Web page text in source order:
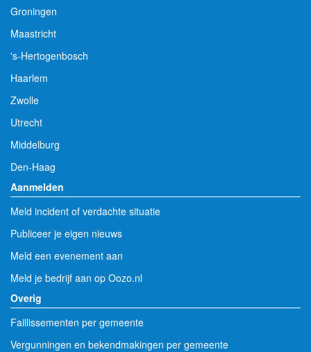
Groningen
Maastricht
's-Hertogenbosch
Haarlem
Zwolle
Utrecht
Middelburg
Den-Haag
Aanmelden
Meld incident of verdachte situatie
Publiceer je eigen nieuws
Meld een evenement aan
Meld je bedrijf aan op Oozo.nl
Overig
Faillissementen per gemeente
Vergunningen en bekendmakingen per gemeente